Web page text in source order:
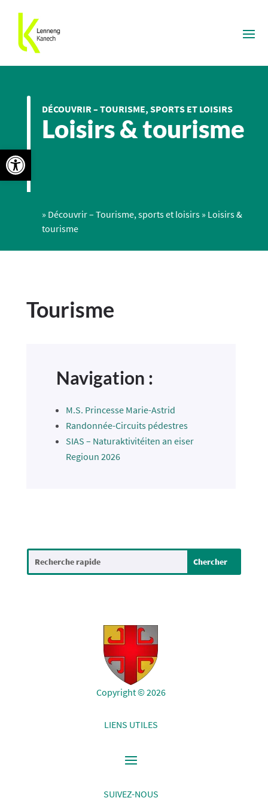
DÉCOUVRIR – TOURISME, SPORTS ET LOISIRS
Loisirs & tourisme
» Découvrir – Tourisme, sports et loisirs » Loisirs &
tourisme
Tourisme
Navigation :
M.S. Princesse Marie-Astrid
Randonnée-Circuits pédestres
SIAS – Naturaktivitéiten an eiser
Regioun 2026
Copyright © 2026
LIENS UTILES
SUIVEZ-NOUS
Ouvrir la barre d’outils